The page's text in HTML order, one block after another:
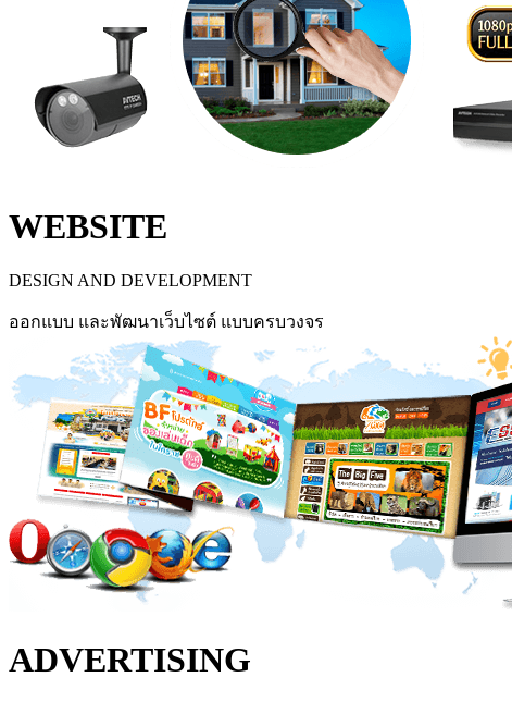
WEBSITE
DESIGN AND DEVELOPMENT
ออกแบบ และพัฒนาเว็บไซต์ แบบครบวงจร
ADVERTISING